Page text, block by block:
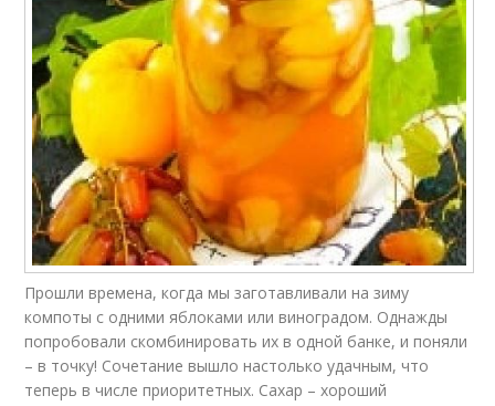
Прошли времена, когда мы заготавливали на зиму
компоты с одними яблоками или виноградом. Однажды
попробовали скомбинировать их в одной банке, и поняли
– в точку! Сочетание вышло настолько удачным, что
теперь в числе приоритетных. Сахар – хороший